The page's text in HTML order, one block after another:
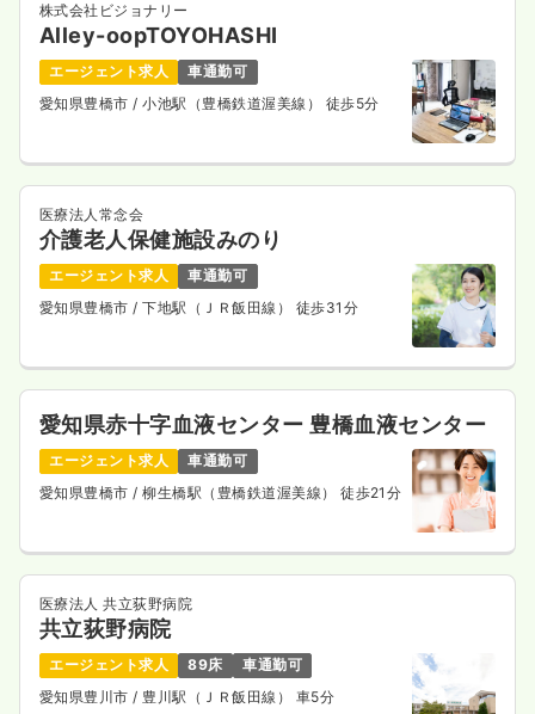
株式会社ビジョナリー
Alley-oopTOYOHASHI
エージェント求人
車通勤可
愛知県豊橋市 / 小池駅（豊橋鉄道渥美線） 徒歩5分
医療法人常念会
介護老人保健施設みのり
エージェント求人
車通勤可
愛知県豊橋市 / 下地駅（ＪＲ飯田線） 徒歩31分
愛知県赤十字血液センター 豊橋血液センター
エージェント求人
車通勤可
愛知県豊橋市 / 柳生橋駅（豊橋鉄道渥美線） 徒歩21分
医療法人 共立荻野病院
共立荻野病院
エージェント求人 89床
車通勤可
愛知県豊川市 / 豊川駅（ＪＲ飯田線） 車5分